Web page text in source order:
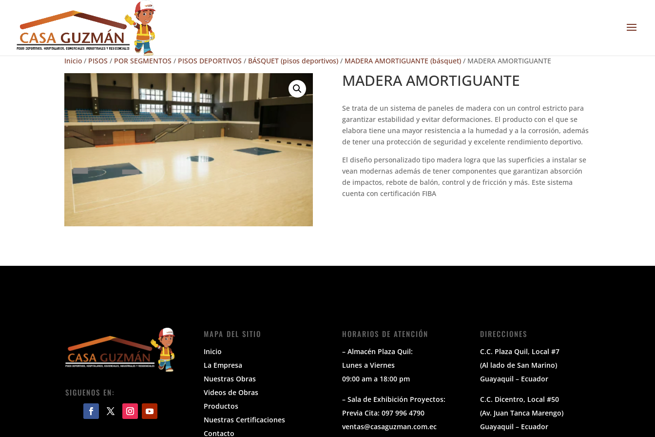
Inicio / PISOS / POR SEGMENTOS / PISOS DEPORTIVOS / BÁSQUET (pisos deportivos) / MADERA AMORTIGUANTE (básquet) / MADERA AMORTIGUANTE
MADERA AMORTIGUANTE
Se trata de un sistema de paneles de madera con un control estricto para
garantizar estabilidad y evitar deformaciones. El producto con el que se
elabora tiene una mayor resistencia a la humedad y a la corrosión, además
de tener una protección de seguridad y excelente rendimiento deportivo.
El diseño personalizado tipo madera logra que las superficies a instalar se
vean modernas además de tener componentes que garantizan absorción
de impactos, rebote de balón, control y de fricción y más. Este sistema
cuenta con certificación FIBA
SIGUENOS EN:
MAPA DEL SITIO
Inicio
La Empresa
Nuestras Obras
Videos de Obras
Productos
Nuestras Certificaciones
Contacto
HORARIOS DE ATENCIÓN
– Almacén Plaza Quil:
Lunes a Viernes
09:00 am a 18:00 pm
– Sala de Exhibición Proyectos:
Previa Cita: 097 996 4790
ventas@casaguzman.com.ec
DIRECCIONES
C.C. Plaza Quil, Local #7
(Al lado de San Marino)
Guayaquil – Ecuador
C.C. Dicentro, Local #50
(Av. Juan Tanca Marengo)
Guayaquil – Ecuador